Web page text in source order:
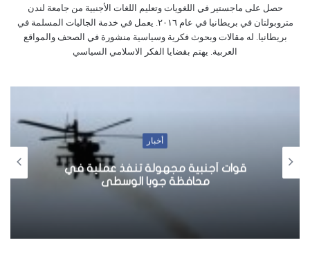
حصل على ماجستير في اللغويات وتعليم اللغات الأجنبية من جامعة لندن
متروبولتان في بريطانيا في عام ٢٠١٦. يعمل في خدمة الجاليات المسلمة في
بريطانيا. له مقالات وبحوث فكرية وسياسية منشورة في الصحف والمواقع
العربية. يهتم بقضايا الفكر الاسلامي السياسي
أخبار
استقالة رئيس الوزراء الإثيوبي… الدوافع
والتداعيات